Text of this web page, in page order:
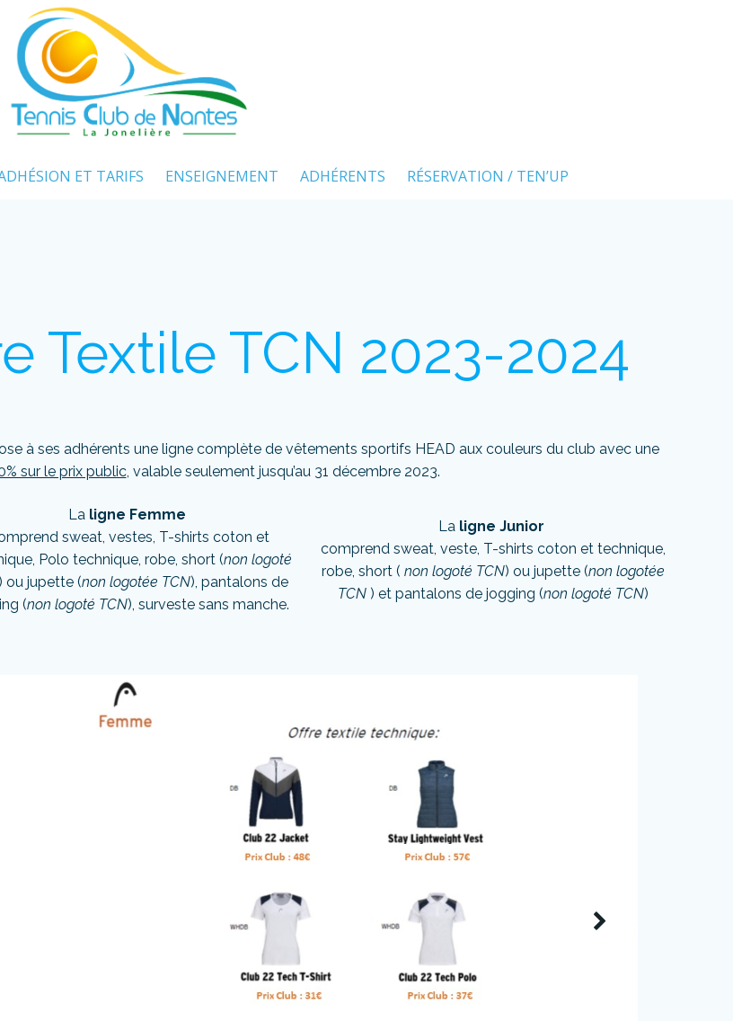
ET TARIFS ENSEIGNEMENT ADHÉRENTS RÉSERVATION / TEN’UP
Textile TCN 2023-2024
à ses adhérents une ligne complète de vêtements sportifs HEAD aux couleurs du club avec une
sur le prix public, valable seulement jusqu’au 31 décembre 2023.
La ligne Femme
sweat, vestes, T-shirts coton et
Polo technique, robe, short (non logoté
) ou jupette (non logotée TCN), pantalons de
(non logoté TCN), surveste sans manche.
La ligne Junior
comprend sweat, veste, T-shirts coton et technique,
robe, short ( non logoté TCN) ou jupette (non logotée
TCN ) et pantalons de jogging (non logoté TCN)